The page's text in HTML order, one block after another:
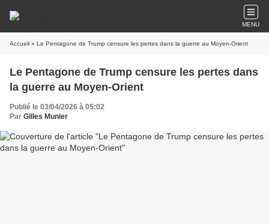
MENU
Accueil » Le Pentagone de Trump censure les pertes dans la guerre au Moyen-Orient
Le Pentagone de Trump censure les pertes dans
la guerre au Moyen-Orient
Publié le 03/04/2026 à 05:02
Par Gilles Munier